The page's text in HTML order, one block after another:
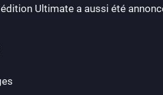
Ultimate a aussi été